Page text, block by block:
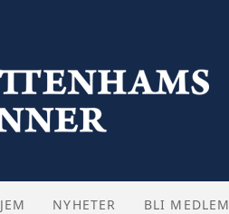
NYHETER BLI MEDLEM